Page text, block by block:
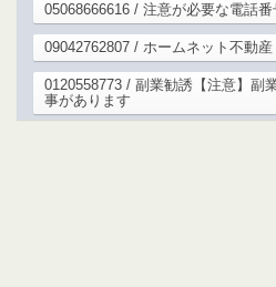
05068666616 / 注意が必要な電話番
09042762807 / ホームネット不動産
0120558773 / 副業勧誘【注意】副
事があります